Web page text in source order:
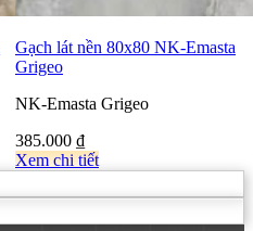
Gạch lát nền 80x80 NK-Emasta
Grigeo
NK-Emasta Grigeo
385.000 ₫
Xem chi tiết